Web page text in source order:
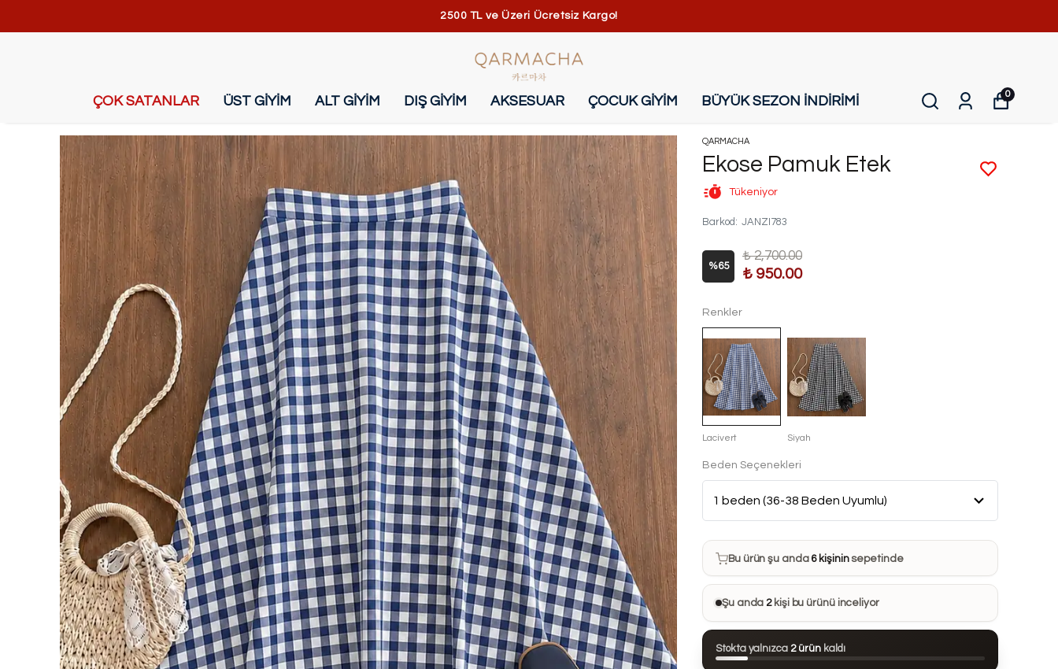
2500 TL ve Üzeri Ücretsiz Kargo!
ÇOK SATANLAR ÜST GİYİM ALT GİYİM DIŞ GİYİM AKSESUAR ÇOCUK GİYİM BÜYÜK SEZON İNDİRİMİ 0
QARMACHA
Ekose Pamuk Etek
Tükeniyor
Barkod : JANZI783
%65
₺ 2,700.00
₺ 950.00
Renkler
Lacivert Siyah
Beden Seçenekleri
Bu ürün son 7 günde13 kezsatın alındı
Bu ürün şu anda 6 kişininsepetinde
Bu ürünü 19 kişi favorilerine ekledi
Bu ürün son 24 saatte73 kezgörüntülendi
Şu anda 2kişi bu ürünü inceliyor
Stokta yalnızca 2 ürün kaldı